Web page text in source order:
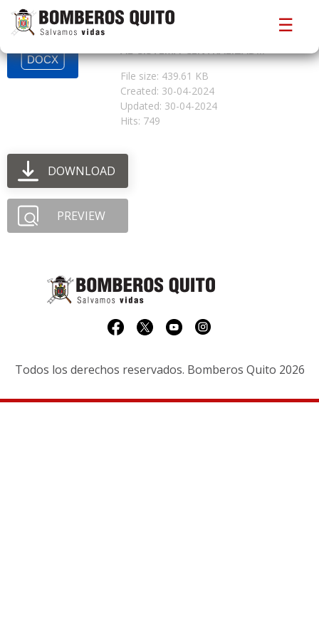
☰
CBDMQ-ISO-DPS-R-27 -
NOTIFICACION-DE-MODIFICACION-
AL-SISTEMA-CENTRALIZAD...
File size: 439.61 KB
Created: 30-04-2024
Updated: 30-04-2024
Hits: 749
DOWNLOAD
PREVIEW
Todos los derechos reservados. Bomberos Quito 2026